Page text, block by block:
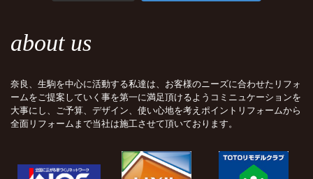
about us
奈良、生駒を中心に活動する私達は、お客様のニーズに合わせたリフォ
ームをご提案していく事を第一に満足頂けるようコミニュケーションを
大事にし、ご予算、デザイン、使い心地を考えポイントリフォームから
全面リフォームまで当社は施工させて頂いております。